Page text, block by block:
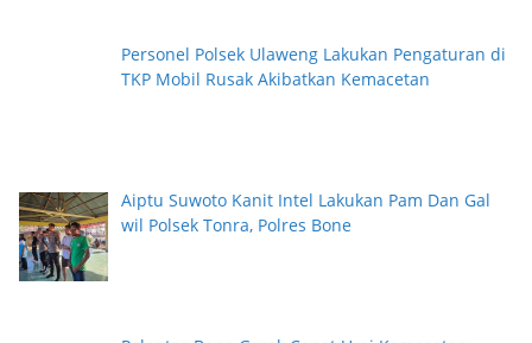
Personel Polsek Ulaweng Lakukan Pengaturan di
TKP Mobil Rusak Akibatkan Kemacetan
Aiptu Suwoto Kanit Intel Lakukan Pam Dan Gal
wil Polsek Tonra, Polres Bone